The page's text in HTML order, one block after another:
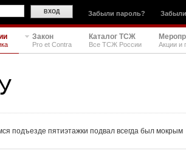
Забыли пароль?
Закон
Pro et Contra
Каталог ТСЖ
Все ТСЖ России Акции и
подъезде пятиэтажки подвал всегда был мокрым